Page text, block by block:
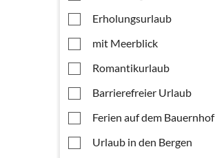
Erholungsurlaub
mit Meerblick
Romantikurlaub
Barrierefreier Urlaub
Ferien auf dem Bauernhof
Urlaub in den Bergen